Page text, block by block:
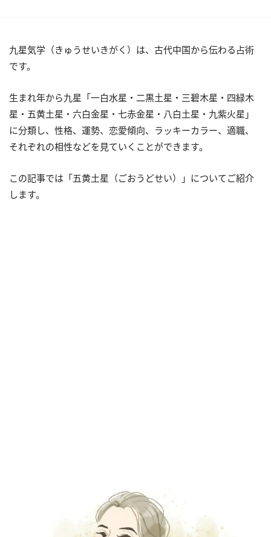
九星気学（きゅうせいきがく）は、古代中国から伝わる占術
です。
生まれ年から九星「一白水星・二黒土星・三碧木星・四緑木
星・五黄土星・六白金星・七赤金星・八白土星・九紫火星」
に分類し、性格、運勢、恋愛傾向、ラッキーカラー、適職、
それぞれの相性などを見ていくことができます。
この記事では「五黄土星（ごおうどせい）」についてご紹介
します。